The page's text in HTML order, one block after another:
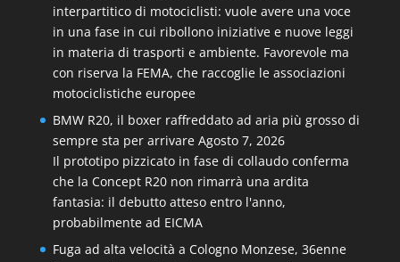
interpartitico di motociclisti: vuole avere una voce
in una fase in cui ribollono iniziative e nuove leggi
in materia di trasporti e ambiente. Favorevole ma
con riserva la FEMA, che raccoglie le associazioni
motociclistiche europee
BMW R20, il boxer raffreddato ad aria più grosso di
sempre sta per arrivare Agosto 7, 2026
Il prototipo pizzicato in fase di collaudo conferma
che la Concept R20 non rimarrà una ardita
fantasia: il debutto atteso entro l'anno,
probabilmente ad EICMA
Fuga ad alta velocità a Cologno Monzese, 36enne